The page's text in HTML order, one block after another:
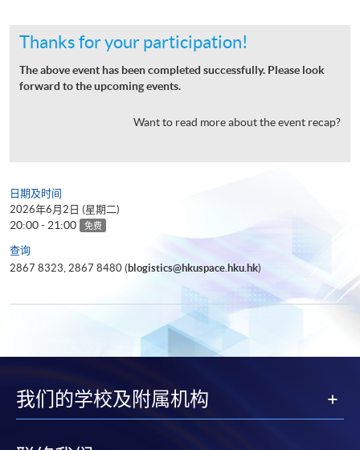
Thanks for your participation!
The above event has been completed successfully. Please look
forward to the upcoming events.
Want to read more about the event recap?
日期及时间
2026年6月2日 (星期二)
20:00 - 21:00 免费
查询
2867 8323, 2867 8480 (blogistics@hkuspace.hku.hk)
我们的学校及附属机构